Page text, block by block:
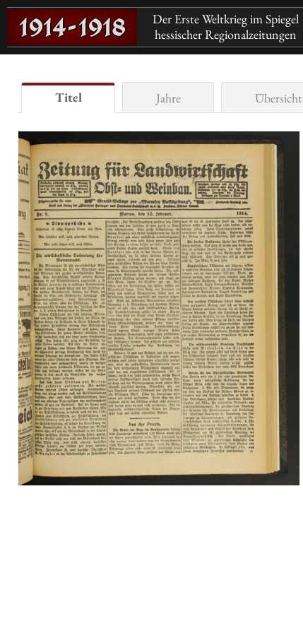
Der Erste Weltkrieg im Spiegel
hessischer Regionalzeitungen
Titel Jahre Übersicht